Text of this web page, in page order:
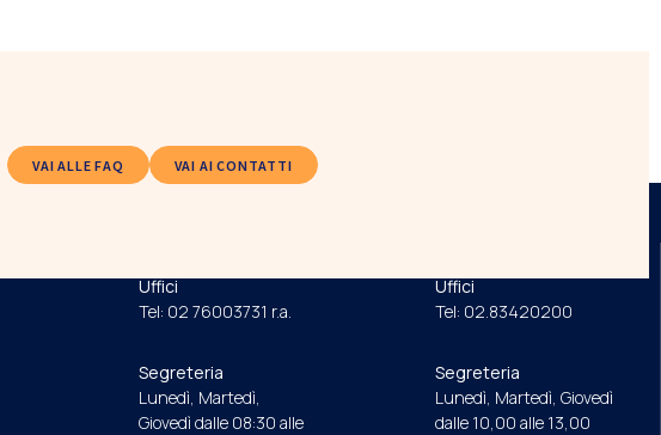
VAI ALLE FAQ VAI AI CONTATTI
Uffici
Tel: 02 76003731 r.a.
Segreteria
Lunedì, Martedì,
Giovedì dalle 08:30 alle
Uffici
Tel: 02.83420200
Segreteria
Lunedì, Martedì, Giovedì
dalle 10,00 alle 13,00